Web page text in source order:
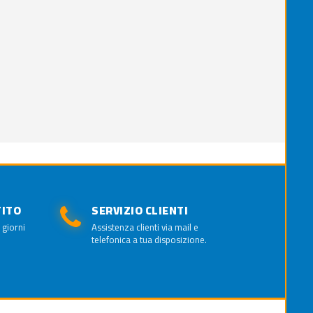
SERVIZIO CLIENTI
Assistenza clienti via mail e
telefonica a tua disposizione.